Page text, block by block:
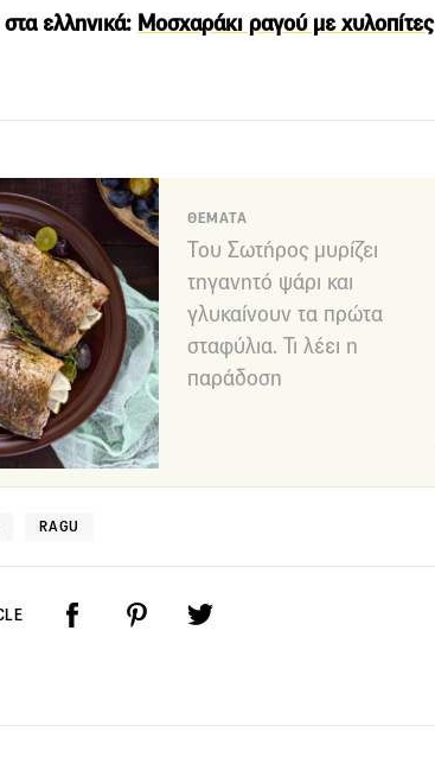
ελληνικά: Μοσχαράκι ραγού με χυλοπίτες
ΘΕΜΑΤΑ
Του Σωτήρος μυρίζει
τηγανητό ψάρι και
γλυκαίνουν τα πρώτα
σταφύλια. Τι λέει η
παράδοση
RAGU